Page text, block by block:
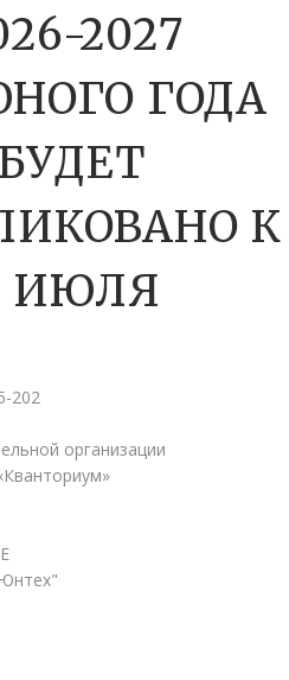
2027
ГОДА
К
ИЮЛЯ
202
организации